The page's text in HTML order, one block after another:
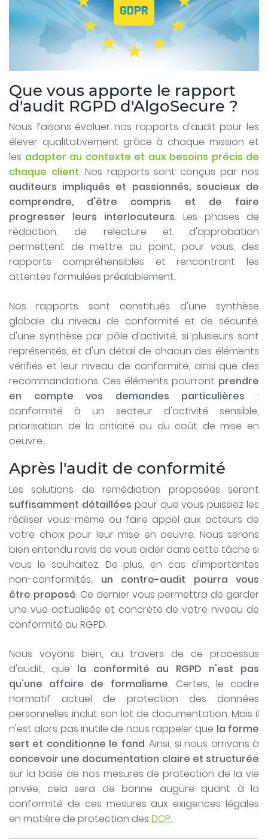
Que vous apporte le rapport
d'audit RGPD d'AlgoSecure ?
Nous faisons évoluer nos rapports d'audit pour les
élever qualitativement grâce à chaque mission et
les adapter au contexte et aux besoins précis de
chaque client. Nos rapports sont conçus par nos
auditeurs impliqués et passionnés, soucieux de
comprendre, d'être compris et de faire
progresser leurs interlocuteurs. Les phases de
rédaction, de relecture et d'approbation
permettent de mettre au point, pour vous, des
rapports compréhensibles et rencontrant les
attentes formulées préalablement.
Nos rapports sont constitués d'une synthèse
globale du niveau de conformité et de sécurité,
d'une synthèse par pôle d'activité, si plusieurs sont
représentés, et d'un détail de chacun des éléments
vérifiés et leur niveau de conformité, ainsi que des
recommandations. Ces éléments pourront prendre
en compte vos demandes particulières :
conformité à un secteur d'activité sensible,
priorisation de la criticité ou du coût de mise en
oeuvre...
Après l'audit de conformité
Les solutions de remédiation proposées seront
suffisamment détaillées pour que vous puissiez les
réaliser vous-même ou faire appel aux acteurs de
votre choix pour leur mise en oeuvre. Nous serons
bien entendu ravis de vous aider dans cette tâche si
vous le souhaitez. De plus, en cas d'importantes
non-conformités, un contre-audit pourra vous
être proposé. Ce dernier vous permettra de garder
une vue actualisée et concrète de votre niveau de
conformité au RGPD.
Nous voyons bien, au travers de ce processus
d'audit, que la conformité au RGPD n'est pas
qu'une affaire de formalisme. Certes, le cadre
normatif actuel de protection des données
personnelles inclut son lot de documentation. Mais il
n'est alors pas inutile de nous rappeler que la forme
sert et conditionne le fond. Ainsi, si nous arrivons à
concevoir une documentation claire et structurée
sur la base de nos mesures de protection de la vie
privée, cela sera de bonne augure quant à la
conformité de ces mesures aux exigences légales
en matière de protection des DCP.